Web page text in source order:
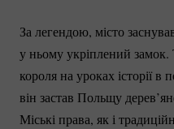
За легендою, місто
у ньому укріплений замок.
короля на уроках історії
він застав Польщу
Міські права, як і